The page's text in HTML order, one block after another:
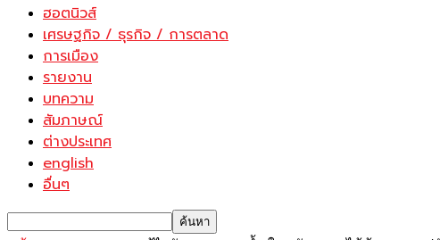
ฮอตนิวส์
เศรษฐกิจ / ธุรกิจ / การตลาด
การเมือง
รายงาน
บทความ
สัมภาษณ์
ต่างประเทศ
english
อื่นๆ